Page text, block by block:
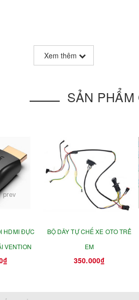
Xem thêm
SẢN PHẨM
HDMI ĐỰC
VENTION
BỘ DÂY TỰ CHẾ XE OTO TRẺ
EM
350.000₫
prev